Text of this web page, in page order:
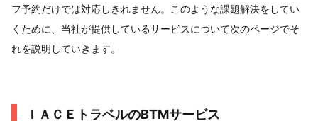
フ予約だけでは対応しきれません。このような課題解決をしてい
くために、当社が提供しているサービスについて次のページでそ
れを説明していきます。
ＩＡＣＥトラベルのBTMサービス